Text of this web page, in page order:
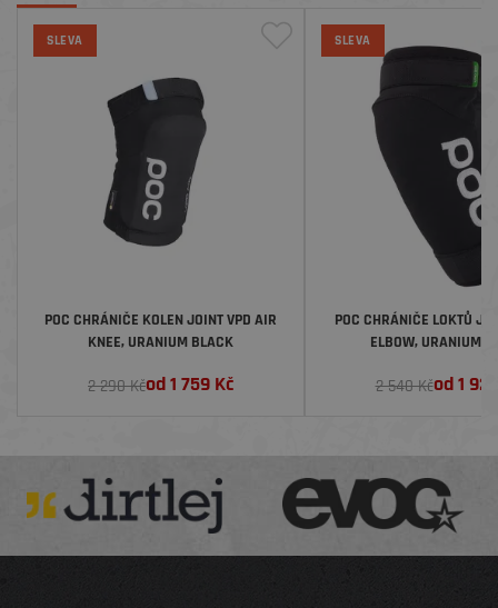
SLEVA
POC CHRÁNIČE KOLEN JOINT VPD AIR
KNEE, URANIUM BLACK
2 290 Kčod1 759 Kč
SLEVA
POC CHRÁNIČE LOKTŮ
ELBOW, URANIUM
2 540 Kčod1 929